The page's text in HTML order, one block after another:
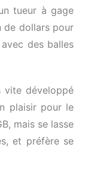
tueur à gage
de dollars pour
des balles
développé
plaisir pour le
mais se lasse
et préfère se